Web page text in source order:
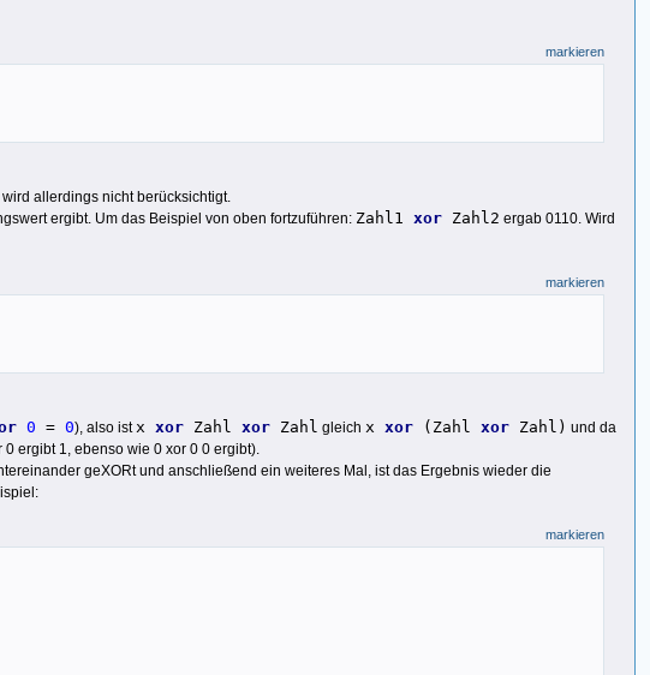
markieren
allerdings nicht berücksichtigt.
ergibt. Um das Beispiel von oben fortzuführen: Zahl1 xor Zahl2 ergab 0110. Wird
markieren
0 = 0), also istx xor Zahl xor Zahl gleich x xor (Zahl xor Zahl) und da
ergibt 1, ebenso wie 0 xor 0 0 ergibt).
geXORt und anschließend ein weiteres Mal, ist das Ergebnis wieder die
markieren